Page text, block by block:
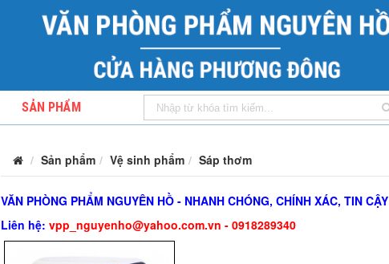
SẢN PHẨM
Sản phẩm Vệ sinh phẩm Sáp thơm
VĂN PHÒNG PHẨM NGUYÊN HỒ - NHANH CHÓNG, CHÍNH XÁC, TIN CẬY
Liên hệ: vpp_nguyenho@yahoo.com.vn - 0918289340